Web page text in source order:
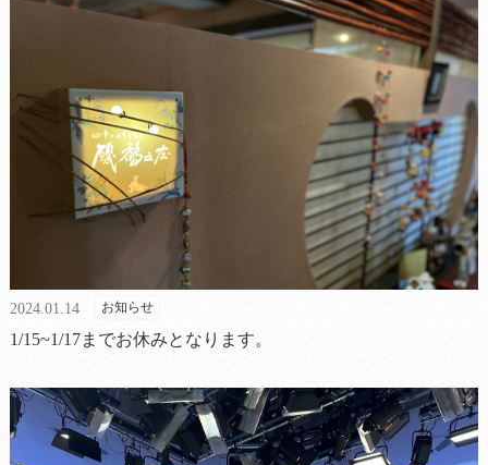
2024.01.14 お知らせ
1/15~1/17までお休みとなります。